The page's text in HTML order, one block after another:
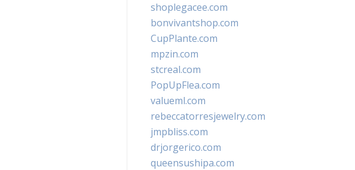
shoplegacee.com
bonvivantshop.com
CupPlante.com
mpzin.com
stcreal.com
PopUpFlea.com
valueml.com
rebeccatorresjewelry.com
jmpbliss.com
drjorgerico.com
queensushipa.com